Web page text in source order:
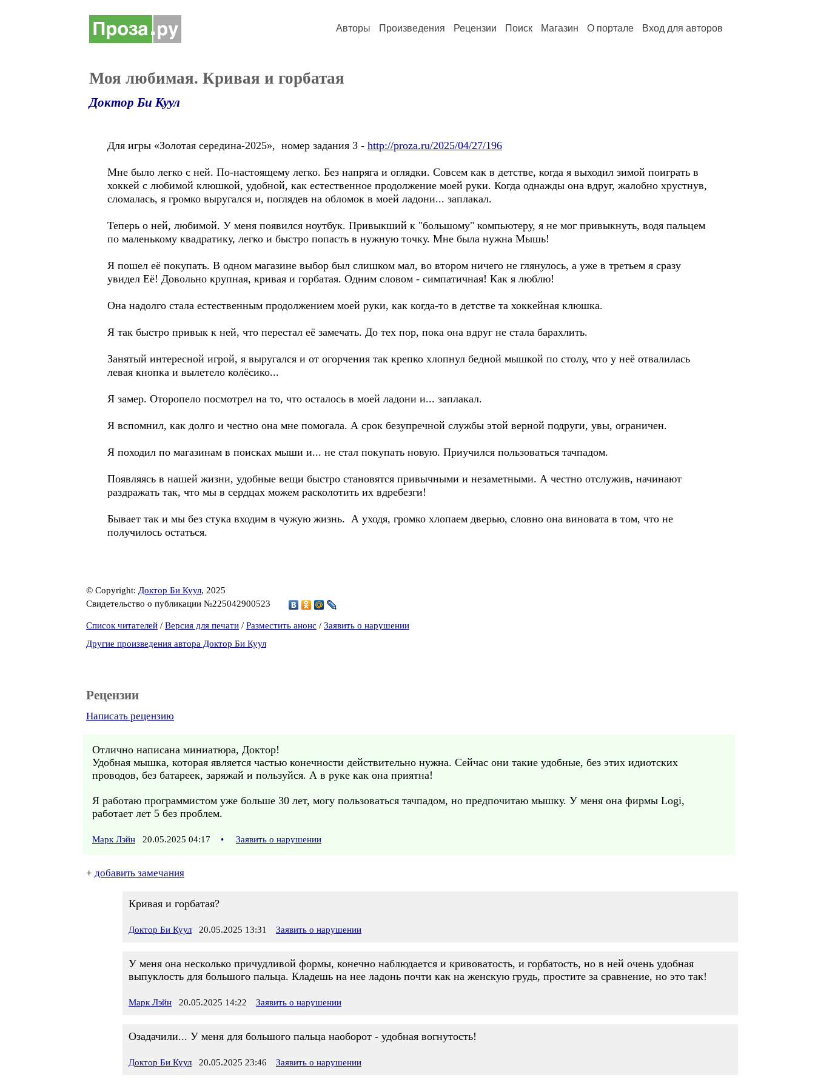
Авторы Произведения Рецензии Поиск Магазин О портале Вход для авторов
Моя любимая. Кривая и горбатая
Доктор Би Куул
Для игры «Золотая середина-2025», номер задания 3 - http://proza.ru/2025/04/27/196
Мне было легко с ней. По-настоящему легко. Без напряга и оглядки. Совсем как в детстве, когда я выходил зимой поиграть в
хоккей с любимой клюшкой, удобной, как естественное продолжение моей руки. Когда однажды она вдруг, жалобно хрустнув,
сломалась, я громко выругался и, поглядев на обломок в моей ладони... заплакал.
Теперь о ней, любимой. У меня появился ноутбук. Привыкший к "большому" компьютеру, я не мог привыкнуть, водя пальцем
по маленькому квадратику, легко и быстро попасть в нужную точку. Мне была нужна Мышь!
Я пошел её покупать. В одном магазине выбор был слишком мал, во втором ничего не глянулось, а уже в третьем я сразу
увидел Её! Довольно крупная, кривая и горбатая. Одним словом - симпатичная! Как я люблю!
Она надолго стала естественным продолжением моей руки, как когда-то в детстве та хоккейная клюшка.
Я так быстро привык к ней, что перестал её замечать. До тех пор, пока она вдруг не стала барахлить.
Занятый интересной игрой, я выругался и от огорчения так крепко хлопнул бедной мышкой по столу, что у неё отвалилась
левая кнопка и вылетело колёсико...
Я замер. Оторопело посмотрел на то, что осталось в моей ладони и... заплакал.
Я вспомнил, как долго и честно она мне помогала. А срок безупречной службы этой верной подруги, увы, ограничен.
Я походил по магазинам в поисках мыши и... не стал покупать новую. Приучился пользоваться тачпадом.
Появляясь в нашей жизни, удобные вещи быстро становятся привычными и незаметными. А честно отслужив, начинают
раздражать так, что мы в сердцах можем расколотить их вдребезги!
Бывает так и мы без стука входим в чужую жизнь. А уходя, громко хлопаем дверью, словно она виновата в том, что не
получилось остаться.
© Copyright: Доктор Би Куул, 2025
Свидетельство о публикации №225042900523
Список читателей / Версия для печати / Разместить анонс / Заявить о нарушении
Другие произведения автора Доктор Би Куул
Рецензии
Написать рецензию
Отлично написана миниатюра, Доктор!
Удобная мышка, которая является частью конечности действительно нужна. Сейчас они такие удобные, без этих идиотских
проводов, без батареек, заряжай и пользуйся. А в руке как она приятна!
Я работаю программистом уже больше 30 лет, могу пользоваться тачпадом, но предпочитаю мышку. У меня она фирмы Logi,
работает лет 5 без проблем.
Марк Лэйн 20.05.2025 04:17 • Заявить о нарушении
+ добавить замечания
Кривая и горбатая?
Доктор Би Куул 20.05.2025 13:31 Заявить о нарушении
У меня она несколько причудливой формы, конечно наблюдается и кривоватость, и горбатость, но в ней очень удобная
выпуклость для большого пальца. Кладешь на нее ладонь почти как на женскую грудь, простите за сравнение, но это так!
Марк Лэйн 20.05.2025 14:22 Заявить о нарушении
Озадачили... У меня для большого пальца наоборот - удобная вогнутость!
Доктор Би Куул 20.05.2025 23:46 Заявить о нарушении